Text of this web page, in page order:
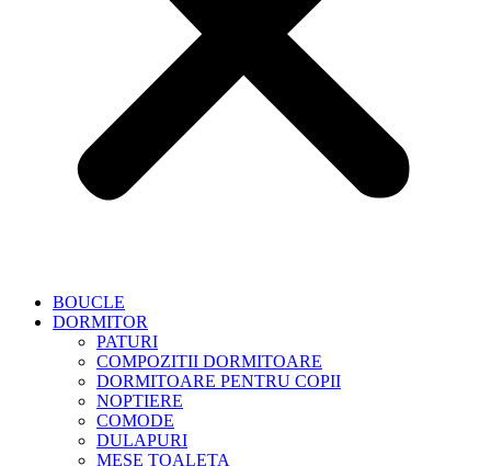
BOUCLE
DORMITOR
PATURI
COMPOZITII DORMITOARE
DORMITOARE PENTRU COPII
NOPTIERE
COMODE
DULAPURI
MESE TOALETA